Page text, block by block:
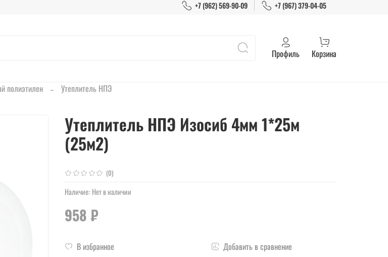
+7 (962) 569-90-09 +7 (967) 379-04-05
Профиль Корзина
полиэтилен Утеплитель НПЭ
(0)
Наличие: Нет в наличии
Утеплитель НПЭ Изосиб 4мм 1*25м
(25м2)
958 ₽
В избранное Добавить в сравнение